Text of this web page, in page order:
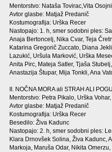
Mentorstvo: Nataša Tovirac,Vita
Avtor glasbe: Matjaž Predanič
Kostumografija: Urška Recer
Nastopajo: 1. h, smer sodobni ples:
Anaja Bertoncelj, Nika Cvar, Teja
Katarina Gregorič Zuccato, Diana
Lazukić, Uršula Marković, Urška
Anita Pirc, Mateja Satler, Tjaša
Anastazija Štupar, Mija Tonkli, Ana
II. NOČNA MORA ali STRAH ALI
Mentorstvo: Petra Pikalo, Urška
Avtor glasbe: Matjaž Predanič
Kostumografija: Urška Recer
Besedilo: Živa Kadunc
Nastopajo: 2. h, smer sodobni ples:
Klara Drnovšek Solina, Živa Kadunc,
Markoja, Maruša Odar, Nikita